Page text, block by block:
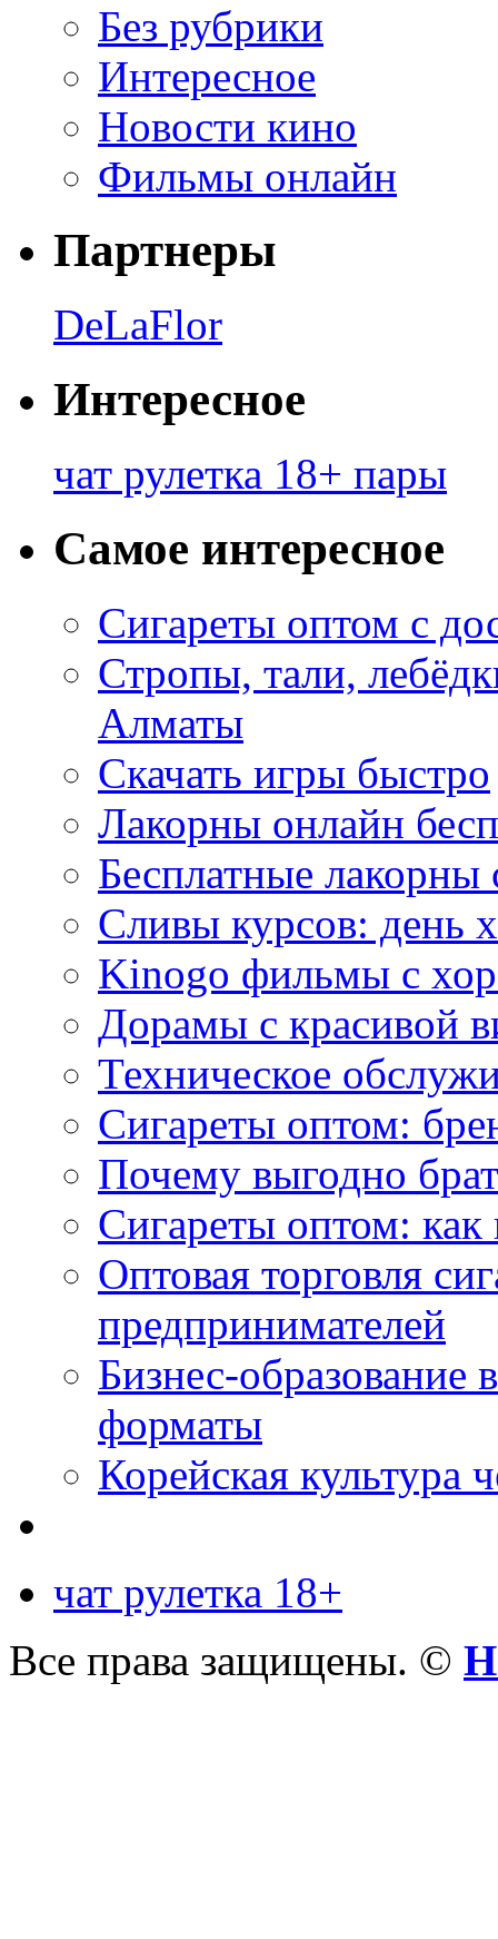
Без рубрики
Интересное
Новости кино
Фильмы онлайн
Партнеры
DeLaFlor
Интересное
чат рулетка 18+ пары
Самое интересное
Сигареты оптом с
Стропы, тали,
Алматы
Скачать игры быстро
Лакорны онлайн
Бесплатные лакорны
Сливы курсов: день
Kinogo фильмы с
Дорамы с красивой
Техническое
Сигареты оптом:
Почему выгодно
Сигареты оптом: как
Оптовая торговля
предпринимателей
Бизнес-образование
форматы
Корейская культура
чат рулетка 18+
Все права защищены. ©